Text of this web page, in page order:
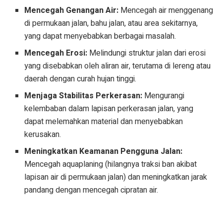
Mencegah Genangan Air: Mencegah air menggenang
di permukaan jalan, bahu jalan, atau area sekitarnya,
yang dapat menyebabkan berbagai masalah.
Mencegah Erosi: Melindungi struktur jalan dari erosi
yang disebabkan oleh aliran air, terutama di lereng atau
daerah dengan curah hujan tinggi.
Menjaga Stabilitas Perkerasan: Mengurangi
kelembaban dalam lapisan perkerasan jalan, yang
dapat melemahkan material dan menyebabkan
kerusakan.
Meningkatkan Keamanan Pengguna Jalan:
Mencegah aquaplaning (hilangnya traksi ban akibat
lapisan air di permukaan jalan) dan meningkatkan jarak
pandang dengan mencegah cipratan air.